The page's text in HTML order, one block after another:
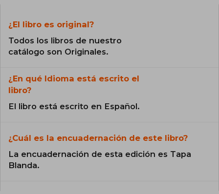
¿El libro es original?
Todos los libros de nuestro
catálogo son Originales.
¿En qué Idioma está escrito el
libro?
El libro está escrito en Español.
¿Cuál es la encuadernación de este libro?
La encuadernación de esta edición es Tapa
Blanda.